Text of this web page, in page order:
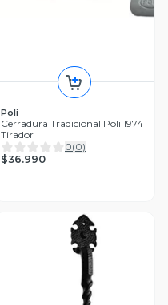
Poli
Cerradura Tradicional Poli 1974
Tirador
0(0)
$36.990